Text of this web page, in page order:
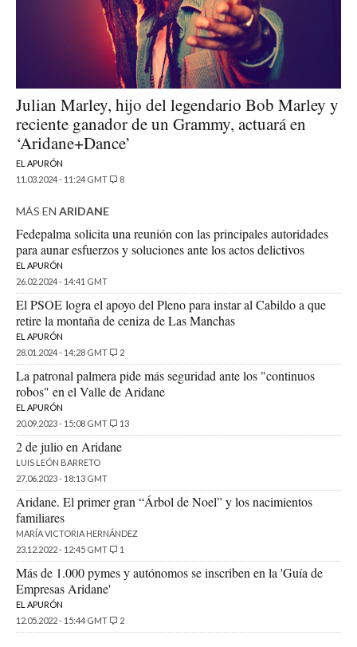
Julian Marley, hijo del legendario Bob Marley y
reciente ganador de un Grammy, actuará en
‘Aridane+Dance’
EL APURÓN
11.03.2024 - 11:24 GMT
8
MÁS EN ARIDANE
Fedepalma solicita una reunión con las principales autoridades
para aunar esfuerzos y soluciones ante los actos delictivos
EL APURÓN
26.02.2024 - 14:41 GMT
El PSOE logra el apoyo del Pleno para instar al Cabildo a que
retire la montaña de ceniza de Las Manchas
EL APURÓN
28.01.2024 - 14:28 GMT
2
La patronal palmera pide más seguridad ante los "continuos
robos" en el Valle de Aridane
EL APURÓN
20.09.2023 - 15:08 GMT
13
2 de julio en Aridane
LUIS LEÓN BARRETO
27.06.2023 - 18:13 GMT
Aridane. El primer gran “Árbol de Noel” y los nacimientos
familiares
MARÍA VICTORIA HERNÁNDEZ
23.12.2022 - 12:45 GMT
1
Más de 1.000 pymes y autónomos se inscriben en la 'Guía de
Empresas Aridane'
EL APURÓN
12.05.2022 - 15:44 GMT
2